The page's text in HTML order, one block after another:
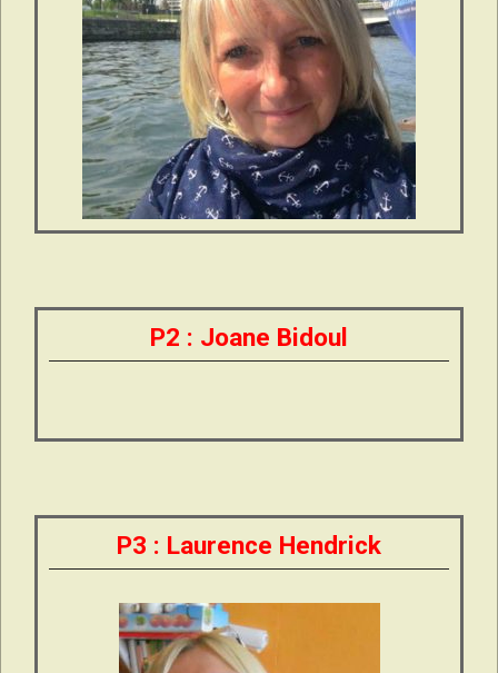
P2 : Joane Bidoul
P3 : Laurence Hendrick